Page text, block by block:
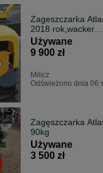
Zageszczarka
2018 rok,wacker
Używane
9 900 zł
Milicz
Odświeżono dnia 06
Zagęszczarka
90kg
Używane
3 500 zł